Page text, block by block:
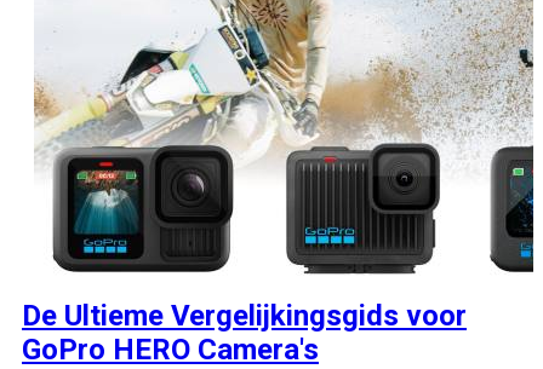
De Ultieme Vergelijkingsgids voor
GoPro HERO Camera's